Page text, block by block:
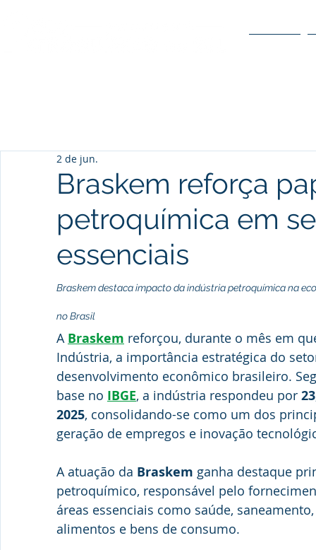
Braskem reforça
petroquímica em
essenciais
2 de jun.
Braskem destaca impacto da indústria petroquímica na
no Brasil
A Braskem reforçou, durante o mês em
Indústria, a importância estratégica do
desenvolvimento econômico brasileiro.
base no IBGE, a indústria respondeu por
2025, consolidando-se como um dos
geração de empregos e inovação
A atuação da Braskem ganha destaque
petroquímico, responsável pelo
áreas essenciais como saúde,
alimentos e bens de consumo.